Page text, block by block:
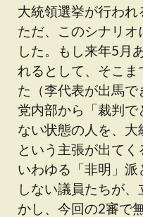
大統領選挙が行われ
ただ、このシナリオ
した。もし来年5月
れるとして、そこ
た（李代表が出馬
党内部から「裁判
ない状態の人を、大
という主張が出てく
いわゆる「非明」
しない議員たちが
かし、今回の2審で